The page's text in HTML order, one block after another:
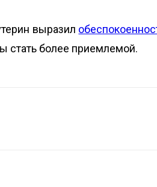
выразил
стать более приемлемой.